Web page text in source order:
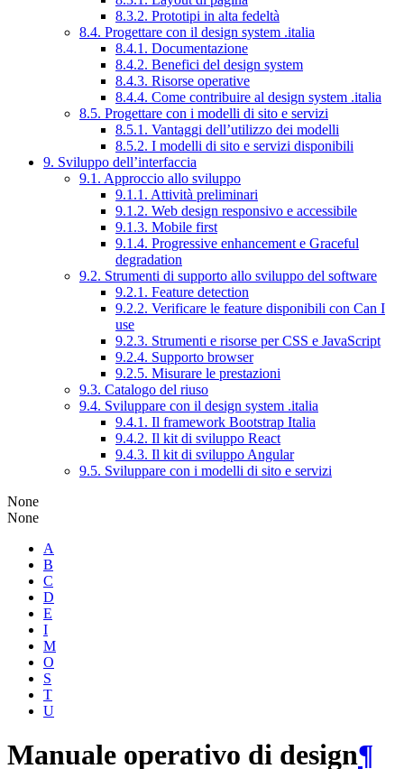
8.3.2. Prototipi in alta fedeltà
8.4. Progettare con il design system .italia
8.4.1. Documentazione
8.4.2. Benefici del design system
8.4.3. Risorse operative
8.4.4. Come contribuire al design system .italia
8.5. Progettare con i modelli di sito e servizi
8.5.1. Vantaggi dell’utilizzo dei modelli
8.5.2. I modelli di sito e servizi disponibili
9. Sviluppo dell’interfaccia
9.1. Approccio allo sviluppo
9.1.1. Attività preliminari
9.1.2. Web design responsivo e accessibile
9.1.3. Mobile first
9.1.4. Progressive enhancement e Graceful
degradation
9.2. Strumenti di supporto allo sviluppo del software
9.2.1. Feature detection
9.2.2. Verificare le feature disponibili con Can I
use
9.2.3. Strumenti e risorse per CSS e JavaScript
9.2.4. Supporto browser
9.2.5. Misurare le prestazioni
9.3. Catalogo del riuso
9.4. Sviluppare con il design system .italia
9.4.1. Il framework Bootstrap Italia
9.4.2. Il kit di sviluppo React
9.4.3. Il kit di sviluppo Angular
9.5. Sviluppare con i modelli di sito e servizi
None
None
A
B
C
D
E
I
M
O
S
T
U
Manuale operativo di design¶